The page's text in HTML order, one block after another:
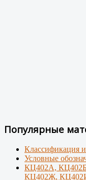
Популярные
Классификация
Условные
КЦ402А,
КЦ402Ж,